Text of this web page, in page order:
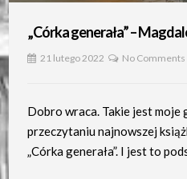
„Córka generała” –
21 lutego 2022 No Comments
Dobro wraca. Takie jest moje
przeczytaniu najnowszej
„Córka generała”. I jest to